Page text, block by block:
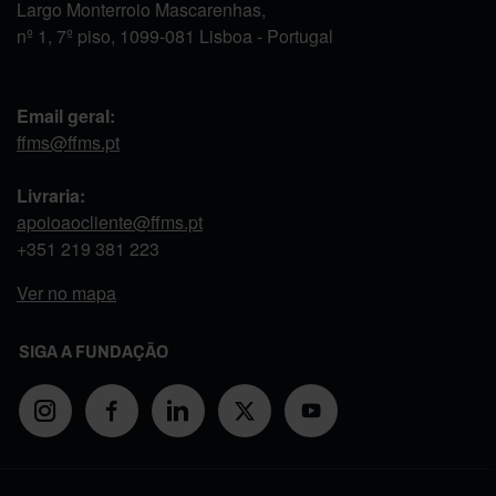
Largo Monterroio Mascarenhas,
nº 1, 7º piso, 1099-081 Lisboa - Portugal
Email geral:
ffms@ffms.pt
Livraria:
apoioaocliente@ffms.pt
+351 219 381 223
Ver no mapa
SIGA A FUNDAÇÃO